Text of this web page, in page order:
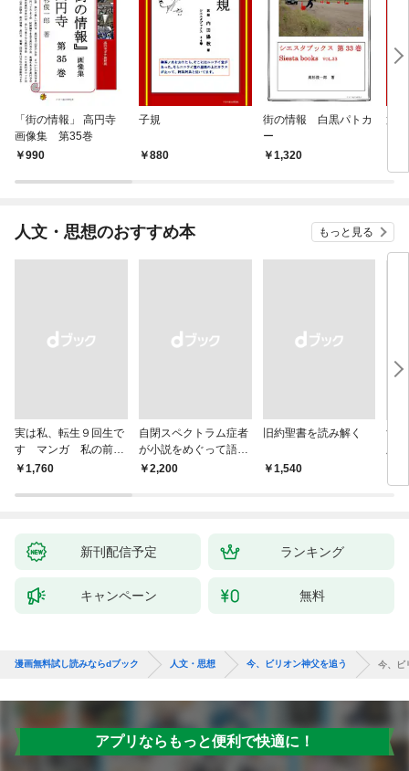
「街の情報」 高円寺
画像集 第35巻
990
子規
880
街の情報 白黒パトカ
ー
1,320
第
人文・思想のおすすめ本 もっと見る
実は私、転生９回生で
す マンガ 私の前世
物語
￥1,760
自閉スペクトラム症者
が小説をめぐって語り
あう
￥2,200
旧約聖書を読み解く
￥1,540
す
版
新刊配信予定 ランキング
キャンペーン 無料
漫画無料試し読みならdブック 人文・思想 今、ビリオン神父を追う 今、ビ
アプリならもっと便利で快適に！